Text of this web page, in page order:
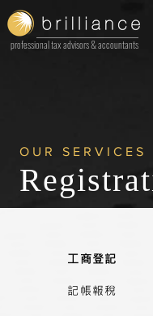
professional tax advisors & accountants
OUR SERVICES
工商登記
記帳報稅